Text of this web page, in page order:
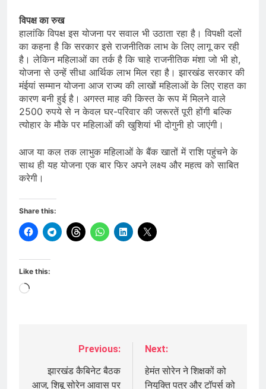
विपक्ष का रुख
हालांकि विपक्ष इस योजना पर सवाल भी उठाता रहा है। विपक्षी दलों
का कहना है कि सरकार इसे राजनीतिक लाभ के लिए लागू कर रही
है। लेकिन महिलाओं का तर्क है कि चाहे राजनीतिक मंशा जो भी हो,
योजना से उन्हें सीधा आर्थिक लाभ मिल रहा है। झारखंड सरकार की
मंईयां सम्मान योजना आज राज्य की लाखों महिलाओं के लिए राहत का
कारण बनी हुई है। अगस्त माह की किस्त के रूप में मिलने वाले
2500 रुपये से न केवल घर-परिवार की जरूरतें पूरी होंगी बल्कि
त्योहार के मौके पर महिलाओं की खुशियां भी दोगुनी हो जाएंगी।
आज या कल तक लाभुक महिलाओं के बैंक खातों में राशि पहुंचने के
साथ ही यह योजना एक बार फिर अपने लक्ष्य और महत्व को साबित
करेगी।
Share this:
Like this:
Loading…
navigation
Previous:
झारखंड कैबिनेट बैठक
आज, शिबू सोरेन आवास पर
Next:
हेमंत सोरेन ने शिक्षकों को
नियुक्ति पत्र और टॉपर्स को